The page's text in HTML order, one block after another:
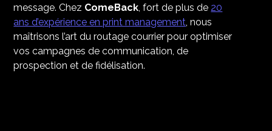
message. Chez ComeBack, fort de plus de 20
ans d’expérience en print management, nous
maîtrisons l’art du routage courrier pour optimiser
vos campagnes de communication, de
prospection et de fidélisation.​